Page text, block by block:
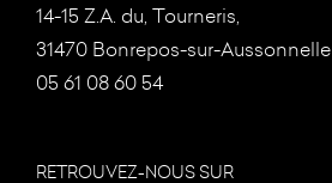
14-15 Z.A. du, Tourneris,
31470 Bonrepos-sur-Aussonnelle
05 61 08 60 54
RETROUVEZ-NOUS SUR